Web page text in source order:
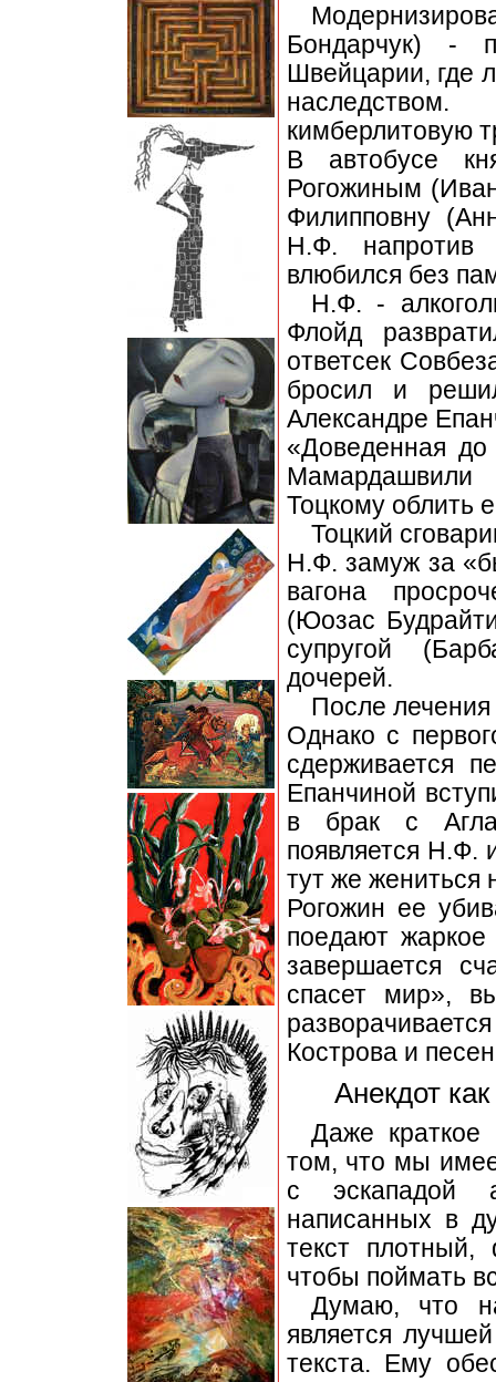
Бондарчук) -
Швейцарии, где
кимберлитовую
В автобусе
Рогожиным
Филипповну
Н.Ф. напротив
влюбился без
Н.Ф. -
Флойд
ответсек
бросил и
Александре
«Доведенная
Мамардашвили
Тоцкому облить
Тоцкий
Н.Ф. замуж за
вагона
(Юозас
супругой
дочерей.
После
Однако с
сдерживается
Епанчиной
в брак с
появляется Н.Ф.
тут же
Рогожин ее
поедают
завершается
спасет мир»,
Кострова и
Анекдот
Даже краткое
том, что мы
с эскападой
написанных в
текст
чтобы поймать
Думаю, что
является
текста. Ему